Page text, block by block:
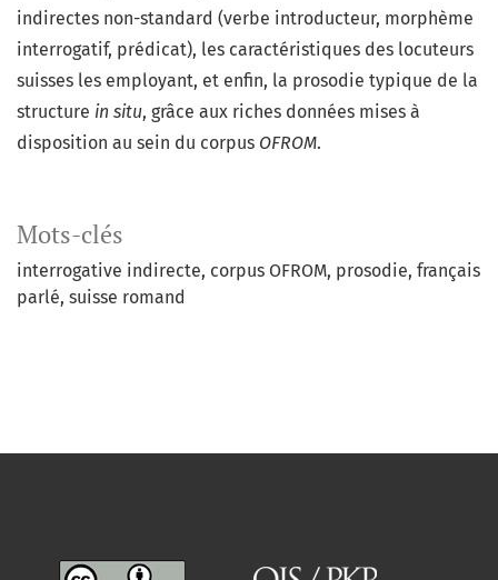
Mots-clés
interrogative indirecte corpus OFROM prosodie français
parlé suisse romand
indirectes non-standard (verbe introducteur, morphème
interrogatif, prédicat), les caractéristiques des locuteurs
suisses les employant, et enfin, la prosodie typique de la
structure in situ, grâce aux riches données mises à
disposition au sein du corpus OFROM.